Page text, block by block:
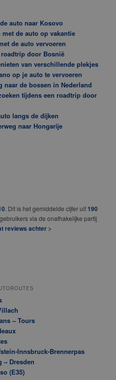
auto naar Kosovo
de auto op vakantie
de auto vervoeren
door Bosnië
van verschillende plekjes
op je auto te vervoeren
naar de bossen in Nederland
tijdens een roadtrip door
langs de dijken
naar Hongarije
. Dit is het gemiddelde cijfer uit 190
via de onafhakelijke partij
reviews achter >
– Tours
Innsbruck-Brennerpas
– Dresden
(E35)